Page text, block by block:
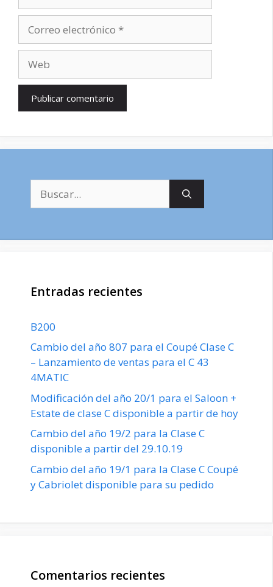
electrónico
Entradas recientes
B200
Cambio del año 807 para el Coupé Clase C
– Lanzamiento de ventas para el C 43
4MATIC
Modificación del año 20/1 para el Saloon +
Estate de clase C disponible a partir de hoy
Cambio del año 19/2 para la Clase C
disponible a partir del 29.10.19
Cambio del año 19/1 para la Clase C Coupé
y Cabriolet disponible para su pedido
Comentarios recientes